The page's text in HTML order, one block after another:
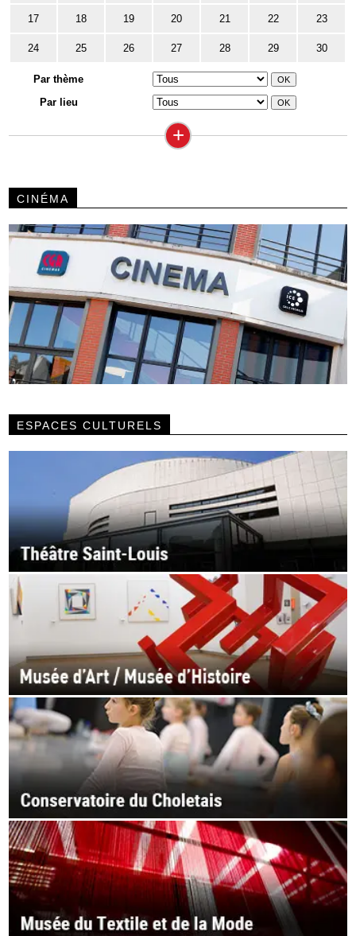
17 18 19 20 21 22 23
24 25 26 27 28 29 30
Par thème
Par lieu
+
CINÉMA
ESPACES CULTURELS